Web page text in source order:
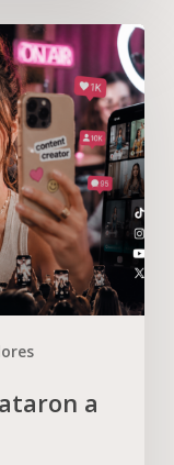
a